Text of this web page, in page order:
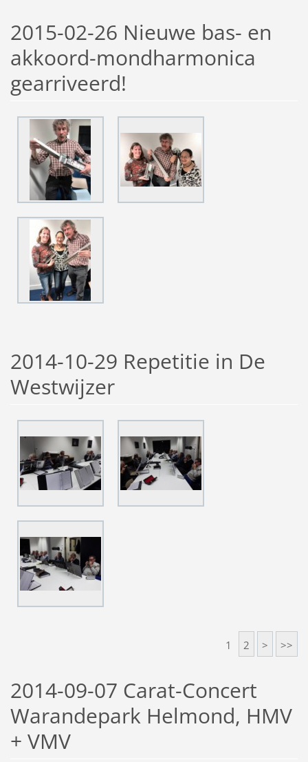
2015-02-26 Nieuwe bas- en
akkoord-mondharmonica
gearriveerd!
2014-10-29 Repetitie in De
Westwijzer
1 2 > >>
2014-09-07 Carat-Concert
Warandepark Helmond, HMV
+ VMV